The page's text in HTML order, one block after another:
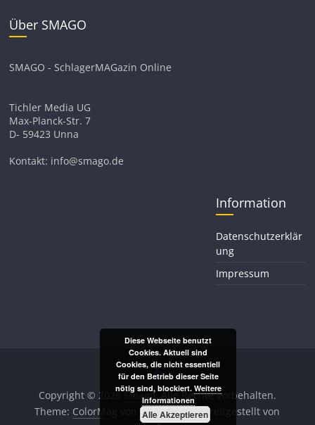
Über SMAGO
SMAGO - SchlagerMAGazin Online
Tichler Media UG
Max-Planck-Str. 7
D- 59423 Unna
Kontakt: info@smago.de
Information
Datenschutzerklär
ung
Impressum
Copyright © 2026Smago. Alle Rechte vorbehalten.
Theme: ColorMag
von ThemeGrill. Bereitgestellt von
Diese Webseite benutzt
Cookies. Aktuell sind
Cookies, die nicht essentiell
für den Betrieb dieser Seite
nötig sind, blockiert. Weitere
Informationen
Alle Akzeptieren